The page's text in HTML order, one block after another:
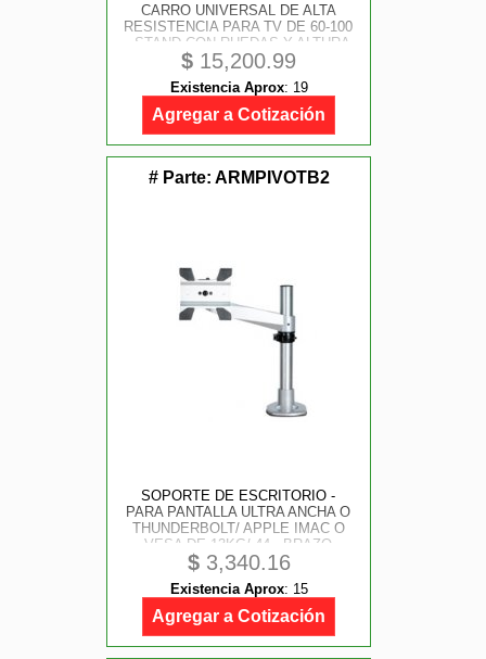
CARRO UNIVERSAL DE ALTA
RESISTENCIA PARA TV DE 60-100
- STAND CON RUEDAS Y ALTURA
AJUSTABLE - STARTECH.COM
MOD. STNDMTV100
$ 15,200.99
Existencia Aprox: 19
Agregar a Cotización
# Parte: ARMPIVOTB2
SOPORTE DE ESCRITORIO -
PARA PANTALLA ULTRA ANCHA O
THUNDERBOLT/ APPLE IMAC O
VESA DE 13KG/ 44 - BRAZO
ARTICULADO Y DE ALTURA
AJUSTABLE - MSTIL - MORDAZA/
OJAL - STARTECH.COM MOD.
ARMPIVOTB2
$3,340.16
Existencia Aprox: 15
Agregar a Cotización